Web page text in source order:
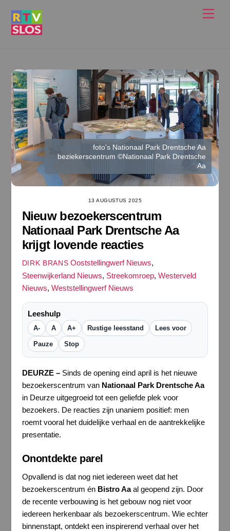
foto's Nationaal Park Drentsche Aa
beziekerscentrum ©Nationaal Park Drentsche
Aa
13 AUGUSTUS 2025
Nieuw bezoekerscentrum
Nationaal Park Drentsche Aa
krijgt lovende reacties
DIRK BRANS Ooststellingwerf Nieuws,
Steenwijkerland Nieuws, Streekomroep, Westerveld
Nieuws, Weststellingwerf Nieuws
Leeshulp
A- A A+ Rustige leesstand Lees voor
Pauze Stop
DEURZE –Sinds de opening eind april is het nieuwe
bezoekerscentrum van Nationaal Park Drentsche Aa
in Deurze uitgegroeid tot een geliefde plek voor
bezoekers. De reacties zijn unaniem positief: men
roemt vooral het duidelijke verhaal en de aantrekkelijke
presentatie.
Onontdekte parel
Opvallend is dat nog niet iedereen weet dat het
bezoekerscentrum én Bistro Aaal geopend zijn. Door
de recente verbouwing is het gebouw nog niet voor
iedereen herkenbaar als bezoekerscentrum. Wie echter
binnenstapt, ontdekt een inspirerend verhaal over het